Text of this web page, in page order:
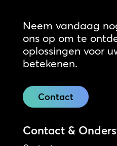
Neem vandaag
ons op om te
oplossingen voor
betekenen.
Contact
Contact &